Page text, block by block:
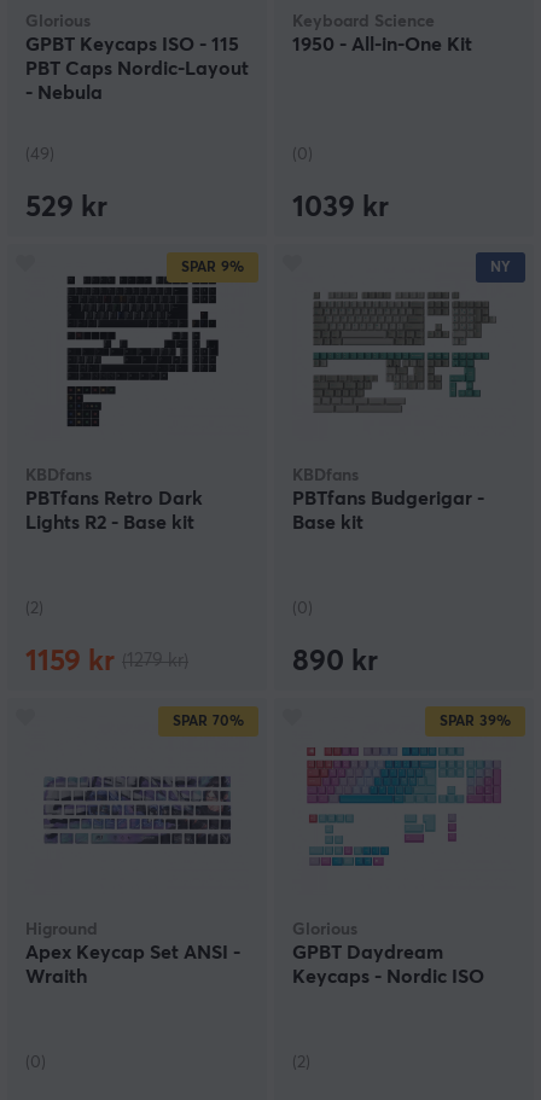
Glorious
GPBT Keycaps ISO - 115
PBT Caps Nordic-Layout
- Nebula
(49)
529 kr
Keyboard Science
1950 - All-in-One Kit
(0)
1039 kr
SPAR 9%
KBDfans
PBTfans Retro Dark
Lights R2 - Base kit
(2)
1159 kr
NY
KBDfans
PBTfans Budgerigar -
Base kit
(0)
890 kr
SPAR 70%
Higround
Apex Keycap Set ANSI -
Wraith
(0)
SPAR 39%
Glorious
GPBT Daydream
Keycaps - Nordic ISO
(2)